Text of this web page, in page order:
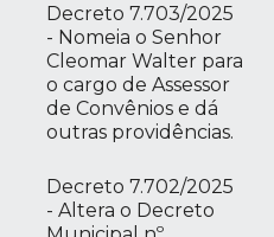
Decreto 7.703/2025
- Nomeia o Senhor
Cleomar Walter para
o cargo de Assessor
de Convênios e dá
outras providências.
Decreto 7.702/2025
- Altera o Decreto